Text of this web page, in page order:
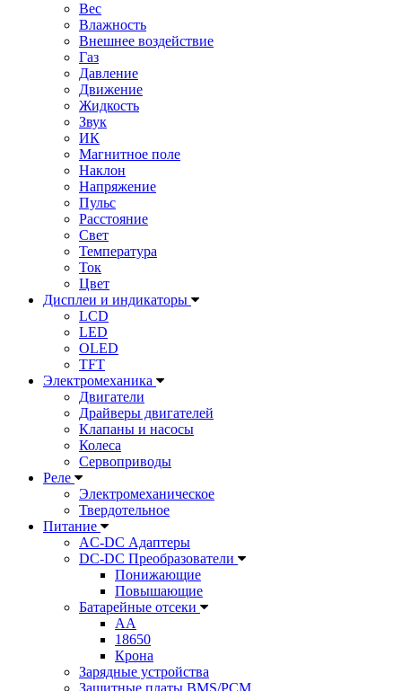
Вес
Влажность
Внешнее воздействие
Газ
Давление
Движение
Жидкость
Звук
ИК
Магнитное поле
Наклон
Напряжение
Пульс
Расстояние
Свет
Температура
Ток
Цвет
Дисплеи и индикаторы
LCD
LED
OLED
TFT
Электромеханика
Двигатели
Драйверы двигателей
Клапаны и насосы
Колеса
Сервоприводы
Реле
Электромеханическое
Твердотельное
Питание
AC-DC Адаптеры
DC-DC Преобразователи
Понижающие
Повышающие
Батарейные отсеки
AA
18650
Крона
Зарядные устройства
Защитные платы BMS/PCM